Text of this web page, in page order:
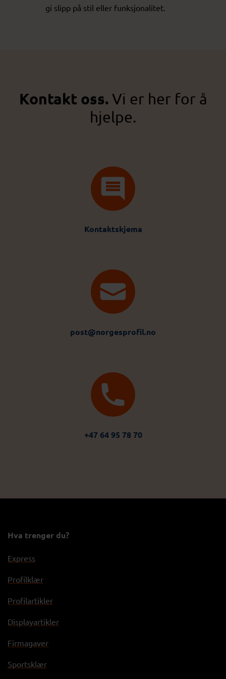
gi slipp på stil eller funksjonalitet.
Kontakt oss.Vi er her for å
hjelpe.
Kontaktskjema
post@norgesprofil.no
+47 64 95 78 70
Hva trenger du?
Express
Profilklær
Profilartikler
Displayartikler
Firmagaver
Sportsklær